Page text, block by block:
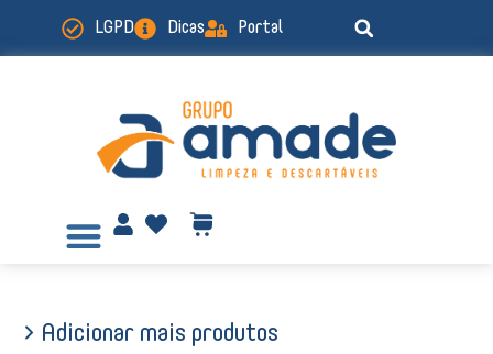
LGPD Dicas Portal
> Adicionar mais produtos